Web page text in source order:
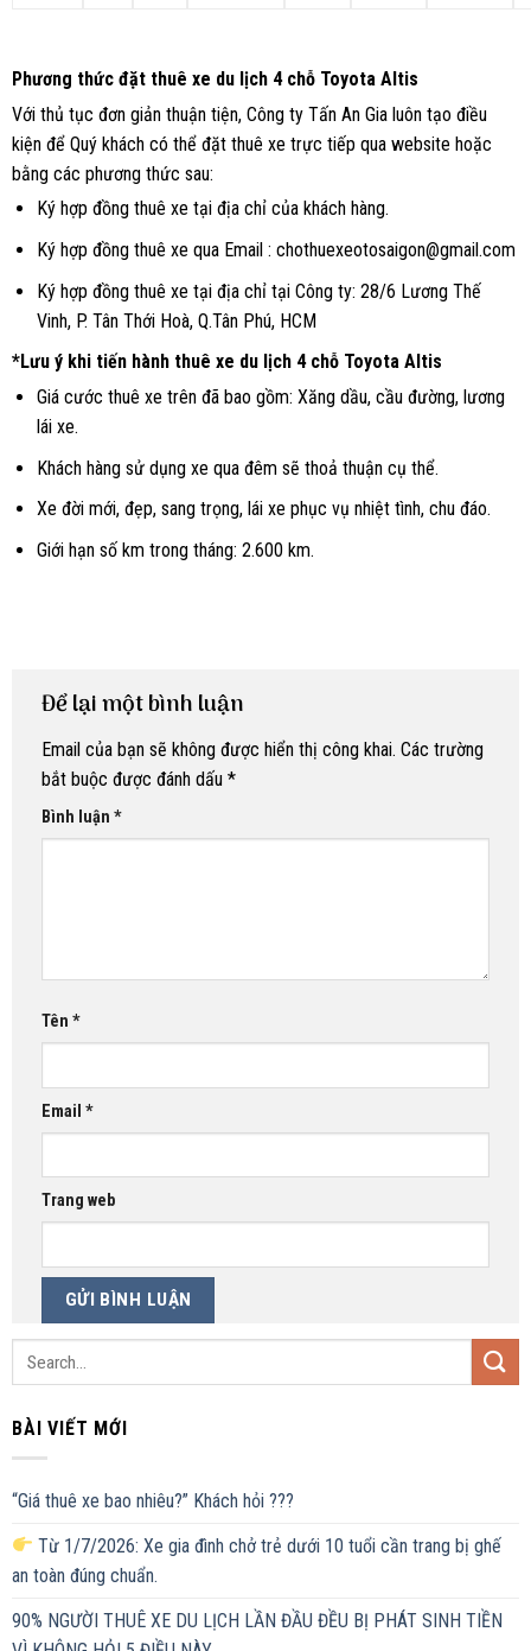
Phương thức đặt thuê xe du lịch 4 chỗ Toyota Altis
Với thủ tục đơn giản thuận tiện, Công ty Tấn An Gia luôn tạo điều
kiện để Quý khách có thể đặt thuê xe trực tiếp qua website hoặc
bằng các phương thức sau:
Ký hợp đồng thuê xe tại địa chỉ của khách hàng.
Ký hợp đồng thuê xe qua Email : chothuexeotosaigon@gmail.com
Ký hợp đồng thuê xe tại địa chỉ tại Công ty: 28/6 Lương Thế
Vinh, P. Tân Thới Hoà, Q.Tân Phú, HCM
*Lưu ý khi tiến hành thuê xe du lịch 4 chỗ Toyota Altis
Giá cước thuê xe trên đã bao gồm: Xăng dầu, cầu đường, lương
lái xe.
Khách hàng sử dụng xe qua đêm sẽ thoả thuận cụ thể.
Xe đời mới, đẹp, sang trọng, lái xe phục vụ nhiệt tình, chu đáo.
Giới hạn số km trong tháng: 2.600 km.
Để lại một bình luận
Email của bạn sẽ không được hiển thị công khai. Các trường
bắt buộc được đánh dấu *
Bình luận *
Tên *
Email *
Trang web
BÀI VIẾT MỚI
“Giá thuê xe bao nhiêu?” Khách hỏi ???
Từ 1/7/2026: Xe gia đình chở trẻ dưới 10 tuổi cần trang bị ghế
an toàn đúng chuẩn.
90% NGƯỜI THUÊ XE DU LỊCH LẦN ĐẦU ĐỀU BỊ PHÁT SINH TIỀN